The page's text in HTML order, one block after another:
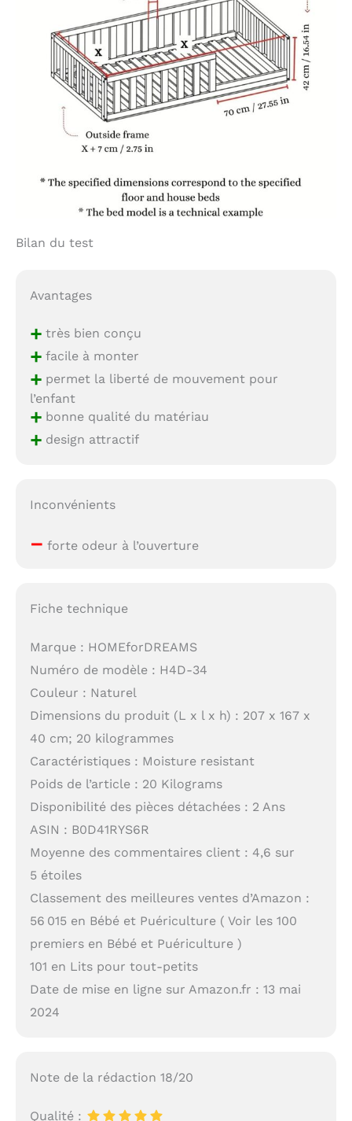
Bilan du test
Avantages
+très bien conçu
+facile à monter
+permet la liberté de mouvement pour
l’enfant
+bonne qualité du matériau
+design attractif
Inconvénients
– forte odeur à l’ouverture
Fiche technique
Marque : HOMEforDREAMS
Numéro de modèle : H4D-34
Couleur : Naturel
Dimensions du produit (L x l x h) : 207 x 167 x
40 cm; 20 kilogrammes
Caractéristiques : Moisture resistant
Poids de l’article : 20 Kilograms
Disponibilité des pièces détachées : 2 Ans
ASIN : B0D41RYS6R
Moyenne des commentaires client : 4,6 sur
5 étoiles
Classement des meilleures ventes d’Amazon :
56 015 en Bébé et Puériculture ( Voir les 100
premiers en Bébé et Puériculture )
101 en Lits pour tout-petits
Date de mise en ligne sur Amazon.fr : 13 mai
2024
Note de la rédaction 18/20
Qualité :